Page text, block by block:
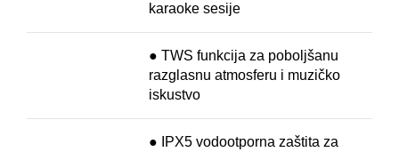
karaoke sesije
● TWS funkcija za poboljšanu
razglasnu atmosferu i muzičko
iskustvo
● IPX5 vodootporna zaštita za